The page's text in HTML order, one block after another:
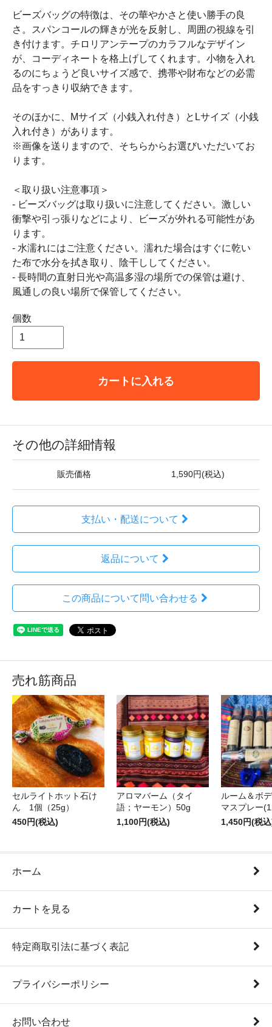
ビーズバッグの特徴は、その華やかさと使い勝手の良
さ。スパンコールの輝きが光を反射し、周囲の視線を引
き付けます。チロリアンテープのカラフルなデザイン
が、コーディネートを格上げしてくれます。小物を入れ
るのにちょうど良いサイズ感で、携帯や財布などの必需
品をすっきり収納できます。
そのほかに、Mサイズ（小銭入れ付き）とLサイズ（小銭
入れ付き）があります。
※画像を送りますので、そちらからお選びいただいてお
ります。
＜取り扱い注意事項＞
- ビーズバッグは取り扱いに注意してください。激しい
衝撃や引っ張りなどにより、ビーズが外れる可能性があ
ります。
- 水濡れにはご注意ください。濡れた場合はすぐに乾い
た布で水分を拭き取り、陰干ししてください。
- 長時間の直射日光や高温多湿の場所での保管は避け、
風通しの良い場所で保管してください。
個数
カートに入れる
その他の詳細情報
販売価格 1,590円(税込)
支払い・配送について
返品について
この商品について問い合わせる
売れ筋商品
セルライトホット石け
ん 1個（25g）
450円(税込)
アロマバーム（タイ
語；ヤーモン）50g
1,100円(税込)
ルーム＆ボ
マスプレー
1,450円(税
ホーム
カートを見る
特定商取引法に基づく表記
プライバシーポリシー
お問い合わせ